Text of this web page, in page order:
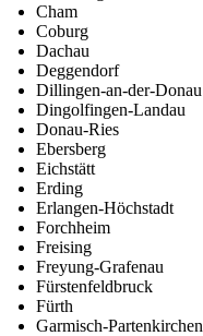
Cham
Coburg
Dachau
Deggendorf
Dillingen-an-der-Donau
Dingolfingen-Landau
Donau-Ries
Ebersberg
Eichstätt
Erding
Erlangen-Höchstadt
Forchheim
Freising
Freyung-Grafenau
Fürstenfeldbruck
Fürth
Garmisch-Partenkirchen